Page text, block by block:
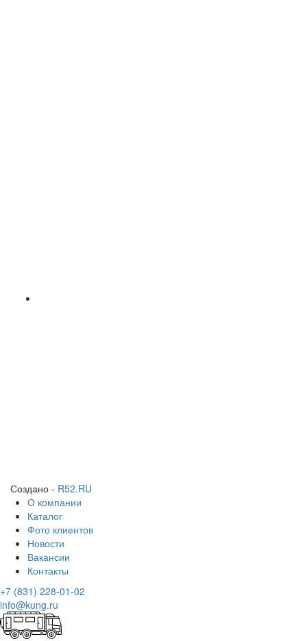
Создано - R52.RU
О компании
Каталог
Фото клиентов
Новости
Вакансии
Контакты
+7 (831) 228-01-02
info@kung.ru